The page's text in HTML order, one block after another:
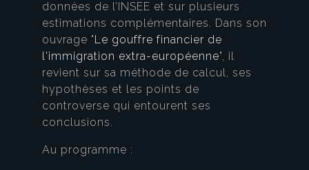
données de l’INSEE et sur plusieurs
estimations complémentaires. Dans son
ouvrage " Le gouffre financier de
l'immigration extra-européenne", il
revient sur sa méthode de calcul, ses
hypothèses et les points de
controverse qui entourent ses
conclusions.
Au programme :